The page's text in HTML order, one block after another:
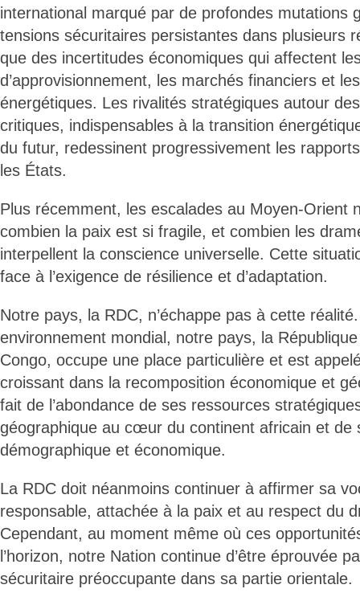
international marqué par de profondes mutations
tensions sécuritaires persistantes dans plusieurs
que des incertitudes économiques qui affectent
d’approvisionnement, les marchés financiers et
énergétiques. Les rivalités stratégiques autour
critiques, indispensables à la transition
du futur, redessinent progressivement les
les États.
Plus récemment, les escalades au Moyen-Orient
combien la paix est si fragile, et combien les
interpellent la conscience universelle. Cette
face à l’exigence de résilience et d’adaptation.
Notre pays, la RDC, n’échappe pas à cette
environnement mondial, notre pays, la
Congo, occupe une place particulière et est
croissant dans la recomposition économique et
fait de l’abondance de ses ressources
géographique au cœur du continent africain et de
démographique et économique.
La RDC doit néanmoins continuer à affirmer sa
responsable, attachée à la paix et au respect du
Cependant, au moment même où ces
l’horizon, notre Nation continue d’être éprouvée
sécuritaire préoccupante dans sa partie orientale.